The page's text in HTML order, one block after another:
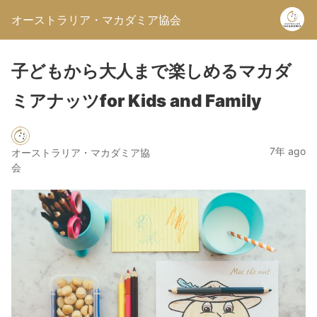
オーストラリア・マカダミア協会
子どもから大人まで楽しめるマカダ
ミアナッツfor Kids and Family
オーストラリア・マカダミア協
会
7年 ago